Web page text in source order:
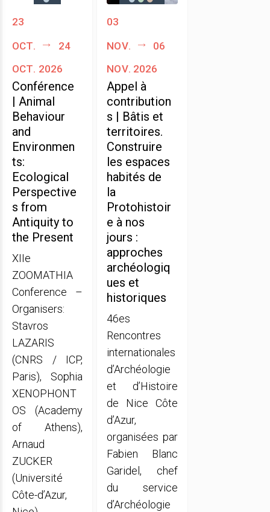
23
oct.
24
oct. 2026
Conférence
| Animal
Behaviour
and
Environmen
ts:
Ecological
Perspective
s from
Antiquity to
the Present
XIIe
ZOOMATHIA
Conference –
Organisers:
Stavros
LAZARIS
(CNRS / ICP,
Paris), Sophia
XENOPHONT
OS (Academy
of Athens),
Arnaud
ZUCKER
(Université
Côte-d’Azur,
03
nov.
06
nov. 2026
Appel à
contribution
s | Bâtis et
territoires.
Construire
les espaces
habités de
la
Protohistoir
e à nos
jours :
approches
archéologiq
ues et
historiques
46es
Rencontres
internationales
d’Archéologie
et d’Histoire
de Nice Côte
d’Azur,
organisées par
Fabien Blanc
Garidel, chef
du service
d’Archéologie